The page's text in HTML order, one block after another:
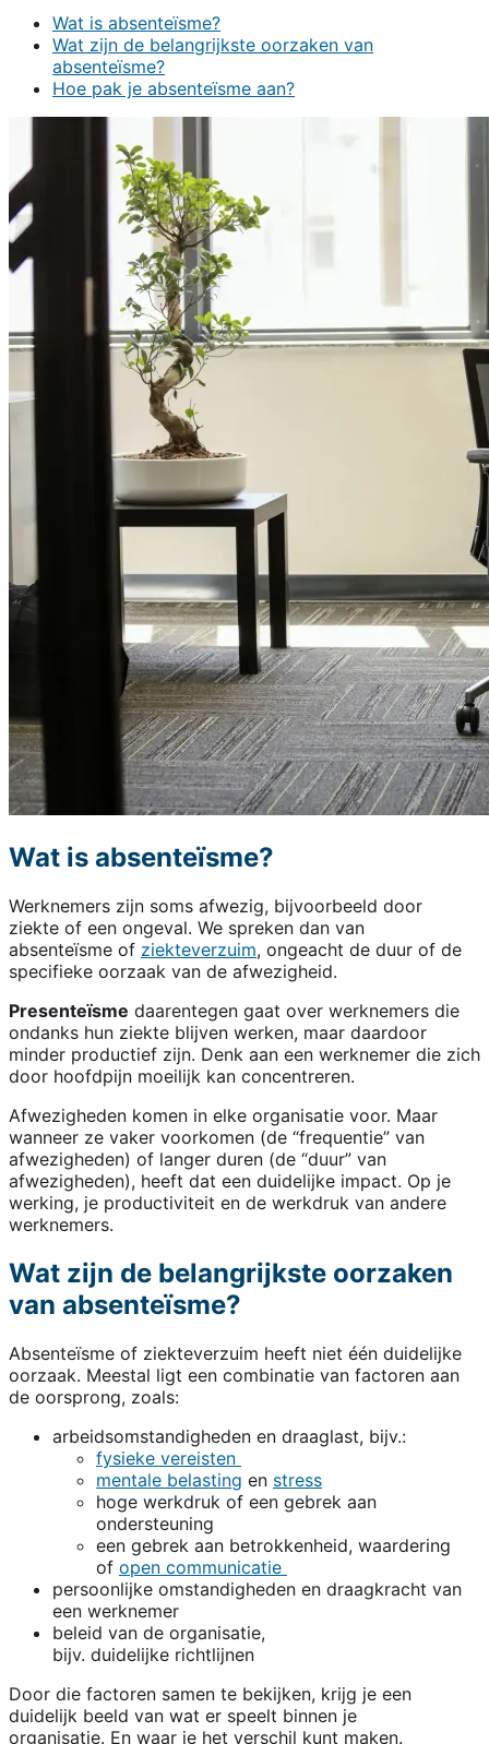
Wat is absenteïsme?
Wat zijn de belangrijkste oorzaken van
absenteïsme?
Hoe pak je absenteïsme aan?
Wat is absenteïsme?
Werknemers zijn soms afwezig, bijvoorbeeld door
ziekte of een ongeval. We spreken dan van
absenteïsme of ziekteverzuim, ongeacht de duur of de
specifieke oorzaak van de afwezigheid.
Presenteïsme daarentegen gaat over werknemers die
ondanks hun ziekte blijven werken, maar daardoor
minder productief zijn. Denk aan een werknemer die zich
door hoofdpijn moeilijk kan concentreren.
Afwezigheden komen in elke organisatie voor. Maar
wanneer ze vaker voorkomen (de “frequentie” van
afwezigheden) of langer duren (de “duur” van
afwezigheden), heeft dat een duidelijke impact. Op je
werking, je productiviteit en de werkdruk van andere
werknemers.
Wat zijn de belangrijkste oorzaken
van absenteïsme?
Absenteïsme of ziekteverzuim heeft niet één duidelijke
oorzaak. Meestal ligt een combinatie van factoren aan
de oorsprong, zoals:
arbeidsomstandigheden en draaglast, bijv.:
fysieke vereisten
mentale belasting en stress
hoge werkdruk of een gebrek aan
ondersteuning
een gebrek aan betrokkenheid, waardering
of open communicatie
persoonlijke omstandigheden en draagkracht van
een werknemer
beleid van de organisatie,
bijv. duidelijke richtlijnen
Door die factoren samen te bekijken, krijg je een
duidelijk beeld van wat er speelt binnen je
organisatie. En waar je het verschil kunt maken.